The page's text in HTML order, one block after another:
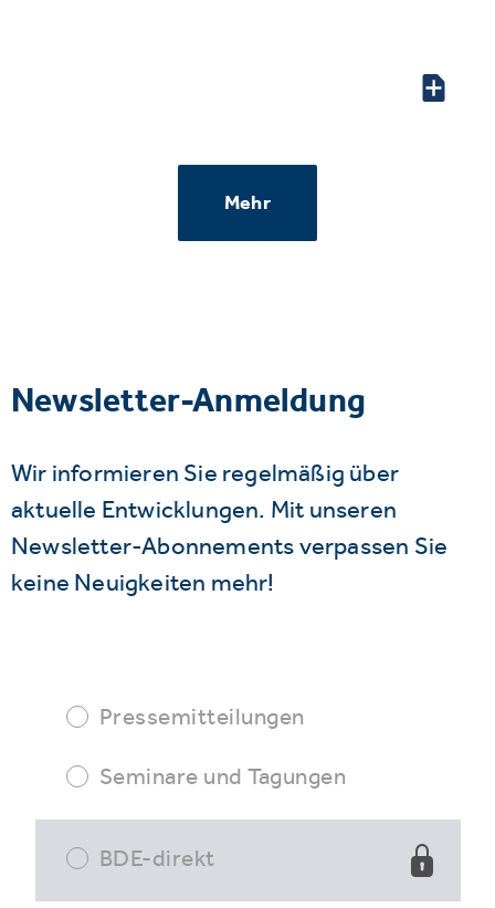
Mehr
Newsletter-Anmeldung
Wir informieren Sie regelmäßig über
aktuelle Entwicklungen. Mit unseren
Newsletter-Abonnements verpassen Sie
keine Neuigkeiten mehr!
Pressemitteilungen
Seminare und Tagungen
BDE-direkt